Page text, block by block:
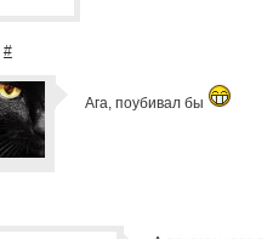
#
Ага, поубивал бы